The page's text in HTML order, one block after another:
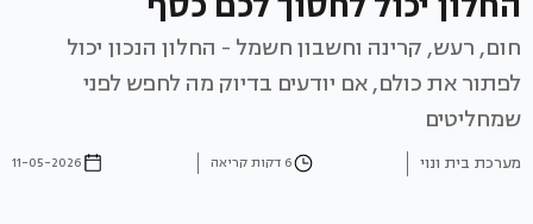
חום, רעש, קרינה וחשבון חשמל - החלון הנכון יכול
לפתור את כולם, אם יודעים בדיוק מה לחפש לפני
שמחליטים
מערכת בית ונוי 6 דקות קריאה 11-05-2026